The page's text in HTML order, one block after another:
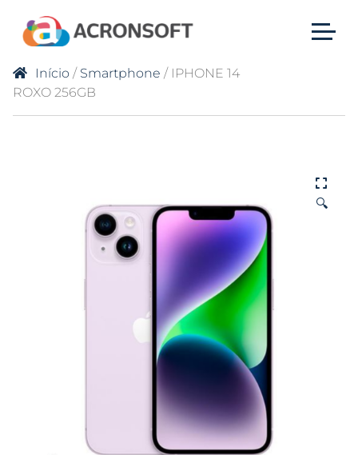
Início / Smartphone / IPHONE 14
ROXO 256GB
🔍